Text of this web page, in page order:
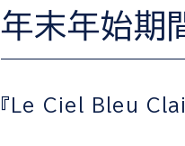
年末年始期
『Le Ciel Bleu Clair